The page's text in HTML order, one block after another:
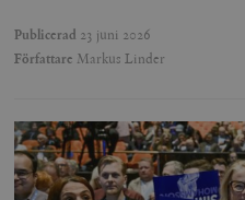
Publicerad 23 juni 2026
Författare Markus Linder